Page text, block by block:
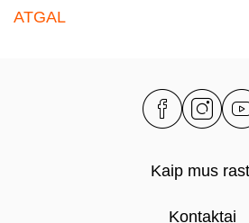
ATGAL
Kaip mus
Kontaktai